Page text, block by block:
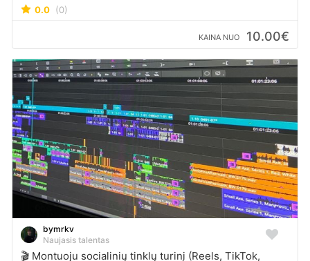
0.0 (0)
KAINA NUO 10.00€
bymrkv
Naujasis talentas
🎬 Montuoju socialinių tinklų turinį (Reels, TikTok,